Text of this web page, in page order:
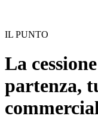
IL PUNTO
La
partenza,